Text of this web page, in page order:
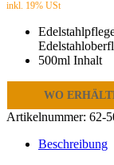
500ml Inhalt
WO
Artikelnummer: 62-
Beschreibung